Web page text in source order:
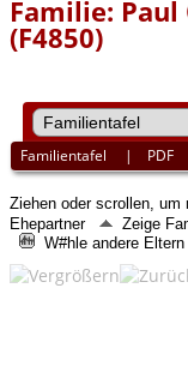
Familie:
(F4850)
Familientafel | PDF
Ziehen oder scrollen, um
Ehepartner
Zeige
W#hle andere Eltern